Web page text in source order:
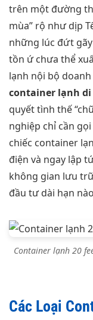
trên một đường
mùa” rộ như dịp
những lúc đứt
tồn ứ chưa thể
lạnh nội bộ
container lạnh di
quyết tình thế
nghiệp chỉ cần
chiếc container
điện và ngay lập
không gian lưu
đầu tư dài hạn
Container lạnh 20
Các Loại